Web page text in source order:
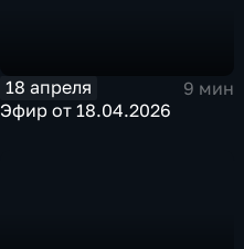
18 апреля
9 мин
Эфир от 18.04.2026